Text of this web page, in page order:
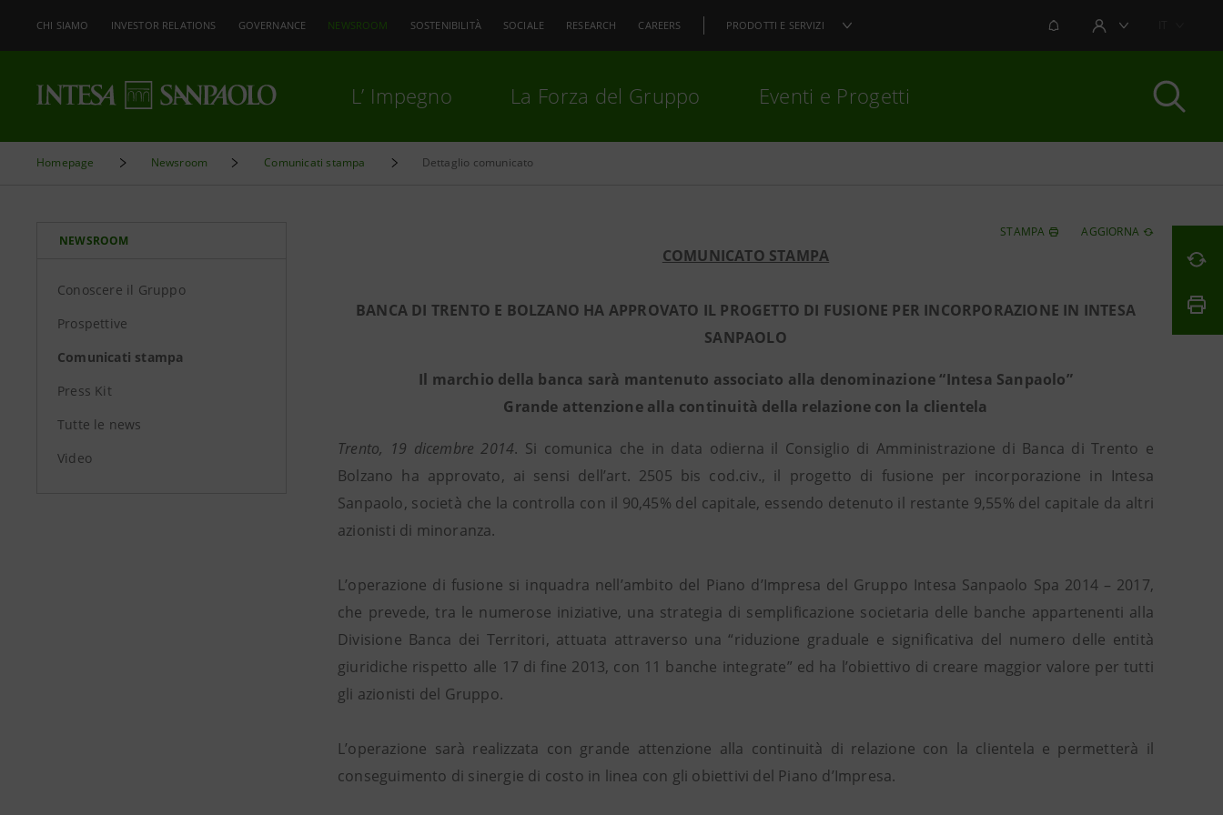
CHI SIAMO INVESTOR RELATIONS GOVERNANCE NEWSROOM SOSTENIBILITÀ SOCIALE RESEARCH CAREERS PRODOTTI E SERVIZI NOTIFICHEAREA UTENTE
L’ Impegno La Forza del Gruppo Eventi e Progetti
Homepage Newsroom Comunicati stampa Dettaglio comunicato
NEWSROOM
Conoscere il Gruppo
Prospettive
Comunicati stampa
Press Kit
Tutte le news
Video
STAMPA AGGIORNA
COMUNICATO STAMPA
BANCA DI TRENTO E BOLZANO HA APPROVATO IL PROGETTO DI FUSIONE PER INCORPORAZIONE IN INTESA
SANPAOLO
Il marchio della banca sarà mantenuto associato alla denominazione “Intesa Sanpaolo”
Grande attenzione alla continuità della relazione con la clientela
Trento, 19 dicembre 2014. Si comunica che in data odierna il Consiglio di Amministrazione di Banca di Trento e
Bolzano ha approvato, ai sensi dell’art. 2505 bis cod.civ., il progetto di fusione per incorporazione in Intesa
Sanpaolo, società che la controlla con il 90,45% del capitale, essendo detenuto il restante 9,55% del capitale da altri
azionisti di minoranza.
L’operazione di fusione si inquadra nell’ambito del Piano d’Impresa del Gruppo Intesa Sanpaolo Spa 2014 – 2017,
che prevede, tra le numerose iniziative, una strategia di semplificazione societaria delle banche appartenenti alla
Divisione Banca dei Territori, attuata attraverso una “riduzione graduale e significativa del numero delle entità
giuridiche rispetto alle 17 di fine 2013, con 11 banche integrate” ed ha l’obiettivo di creare maggior valore per tutti
gli azionisti del Gruppo.
L’operazione sarà realizzata con grande attenzione alla continuità di relazione con la clientela e permetterà il
conseguimento di sinergie di costo in linea con gli obiettivi del Piano d’Impresa.